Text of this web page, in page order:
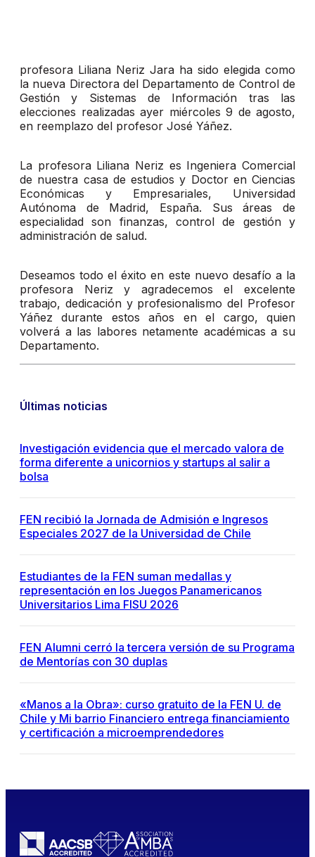
profesora Liliana Neriz Jara ha sido elegida como
la nueva Directora del Departamento de Control de
Gestión y Sistemas de Información tras las
elecciones realizadas ayer miércoles 9 de agosto,
en reemplazo del profesor José Yáñez.
La profesora Liliana Neriz es Ingeniera Comercial
de nuestra casa de estudios y Doctor en Ciencias
Económicas y Empresariales, Universidad
Autónoma de Madrid, España. Sus áreas de
especialidad son finanzas, control de gestión y
administración de salud.
Deseamos todo el éxito en este nuevo desafío a la
profesora Neriz y agradecemos el excelente
trabajo, dedicación y profesionalismo del Profesor
Yáñez durante estos años en el cargo, quien
volverá a las labores netamente académicas a su
Departamento.
Últimas noticias
Investigación evidencia que el mercado valora de
forma diferente a unicornios y startups al salir a
bolsa
FEN recibió la Jornada de Admisión e Ingresos
Especiales 2027 de la Universidad de Chile
Estudiantes de la FEN suman medallas y
representación en los Juegos Panamericanos
Universitarios Lima FISU 2026
FEN Alumni cerró la tercera versión de su Programa
de Mentorías con 30 duplas
«Manos a la Obra»: curso gratuito de la FEN U. de
Chile y Mi barrio Financiero entrega financiamiento
y certificación a microemprendedores